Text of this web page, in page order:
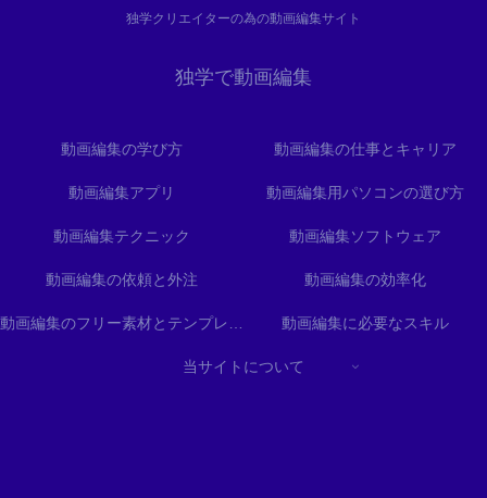
独学クリエイターの為の動画編集サイト
独学で動画編集
動画編集の学び方 動画編集の仕事とキャリア
動画編集アプリ 動画編集用パソコンの選び方
動画編集テクニック 動画編集ソフトウェア
動画編集の依頼と外注 動画編集の効率化
動画編集のフリー素材とテンプレート 動画編集に必要なスキル
当サイトについて